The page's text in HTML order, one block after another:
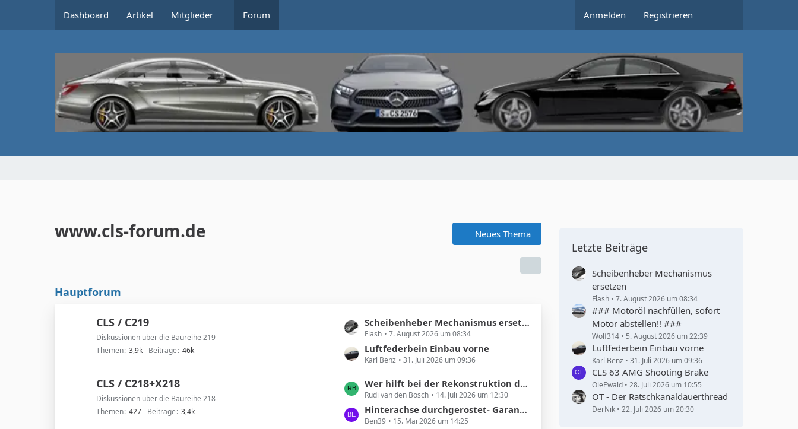
Dashboard Artikel Mitglieder Forum Anmelden Registrieren
www.cls-forum.de Neues Thema
Hauptforum
CLS / C219
Diskussionen über die Baureihe 219
Themen 3,9k Beiträge 46k
L
e
t
z
e
e
Scheibenheber Mechanismus ersetzen
Flash 7. August 2026 um 08:34
Luftfederbein Einbau vorne
Karl Benz 31. Juli 2026 um 09:36
CLS / C218+X218
Diskussionen über die Baureihe 218
Themen 427 Beiträge 3,4k
L
e
t
z
Wer hilft bei der Rekonstruktion der Produktionszahlen des Mercedes X218 Shooting Brake?
Rudi van den Bosch 14. Juli 2026 um 12:30
Hinterachse durchgerostet- Garantie?
Ben39 15. Mai 2026 um 14:25
Letzte Beiträge
Scheibenheber Mechanismus
ersetzen
Flash 7. August 2026 um 08:34
### Motoröl nachfüllen, sofort
Motor abstellen!! ###
Wolf314 5. August 2026 um 22:39
Luftfederbein Einbau vorne
Karl Benz 31. Juli 2026 um 09:36
CLS 63 AMG Shooting Brake
OleEwald 28. Juli 2026 um 10:55
OT - Der Ratschkanaldauerthread
DerNik 22. Juli 2026 um 20:30